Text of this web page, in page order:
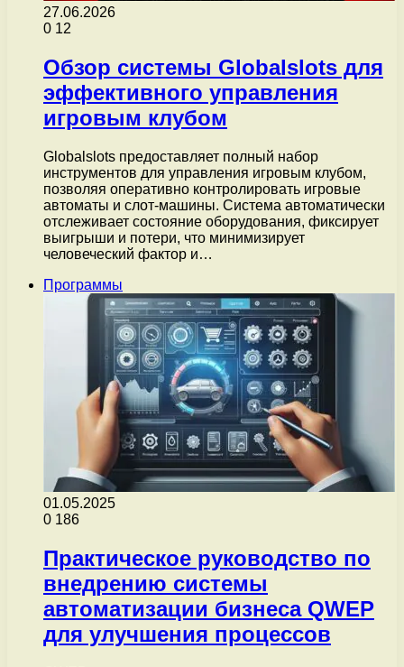
27.06.2026
0 12
Обзор системы Globalslots для
эффективного управления
игровым клубом
Globalslots предоставляет полный набор
инструментов для управления игровым клубом,
позволяя оперативно контролировать игровые
автоматы и слот-машины. Система автоматически
отслеживает состояние оборудования, фиксирует
выигрыши и потери, что минимизирует
человеческий фактор и…
Программы
01.05.2025
0 186
Практическое руководство по
внедрению системы
автоматизации бизнеса QWEP
для улучшения процессов